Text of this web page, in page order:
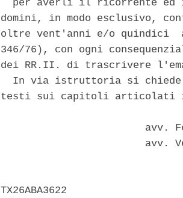
per averli il ricorrente ed
domini, in modo esclusivo,
oltre vent'anni e/o
346/76), con ogni
dei RR.II. di trascrivere
In via istruttoria si
testi sui capitoli
avv.
avv.